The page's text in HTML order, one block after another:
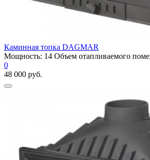
Каминная топка DAGMAR
Мощность: 14 Объем отапливаемого
0
48 000 руб.